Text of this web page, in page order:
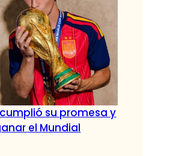
su promesa y
el Mundial